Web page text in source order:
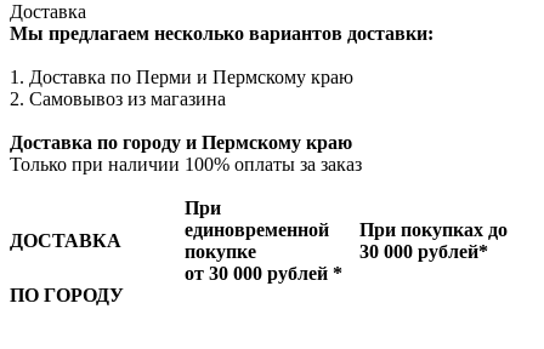
Доставка
Мы предлагаем несколько вариантов доставки:
1. Доставка по Перми и Пермскому краю
2. Самовывоз из магазина
Доставка по городу и Пермскому краю
Только при наличии 100% оплаты за заказ
ДОСТАВКА
При
единовременной
покупке
от 30 000 рублей *
При покупках до
30 000 рублей*
ПО ГОРОДУ